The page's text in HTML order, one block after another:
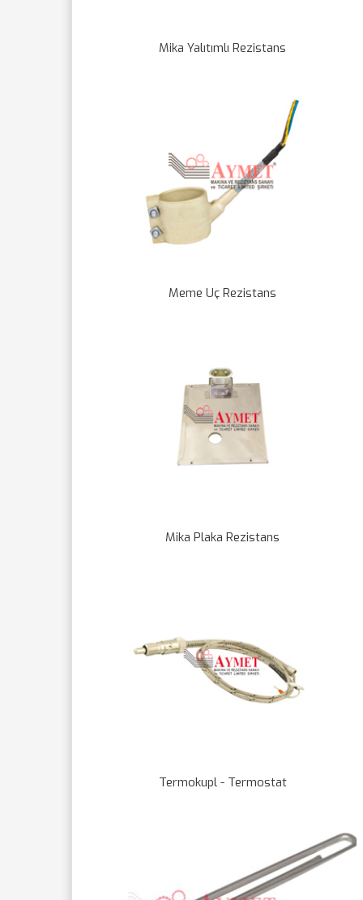
Mika Yalıtımlı Rezistans
Meme Uç Rezistans
Mika Plaka Rezistans
Termokupl - Termostat